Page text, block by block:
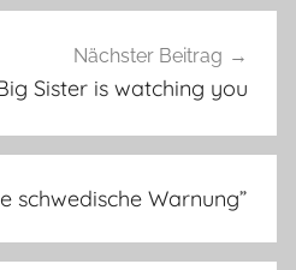
Nächster Beitrag
Sister is watching you
schwedische Warnung”